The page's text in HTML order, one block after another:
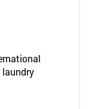
laundry